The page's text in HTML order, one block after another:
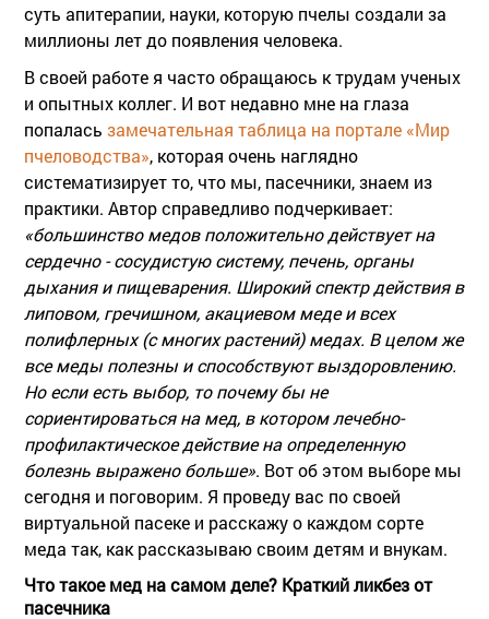
суть апитерапии, науки, которую пчелы создали за
миллионы лет до появления человека.
В своей работе я часто обращаюсь к трудам ученых
и опытных коллег. И вот недавно мне на глаза
попалась замечательная таблица на портале «Мир
пчеловодства», которая очень наглядно
систематизирует то, что мы, пасечники, знаем из
практики. Автор справедливо подчеркивает:
«большинство медов положительно действует на
сердечно - сосудистую систему, печень, органы
дыхания и пищеварения. Широкий спектр действия в
липовом, гречишном, акациевом меде и всех
полифлерных (с многих растений) медах. В целом же
все меды полезны и способствуют выздоровлению.
Но если есть выбор, то почему бы не
сориентироваться на мед, в котором лечебно-
профилактическое действие на определенную
болезнь выражено больше». Вот об этом выборе мы
сегодня и поговорим. Я проведу вас по своей
виртуальной пасеке и расскажу о каждом сорте
меда так, как рассказываю своим детям и внукам.
Что такое мед на самом деле? Краткий ликбез от
пасечника